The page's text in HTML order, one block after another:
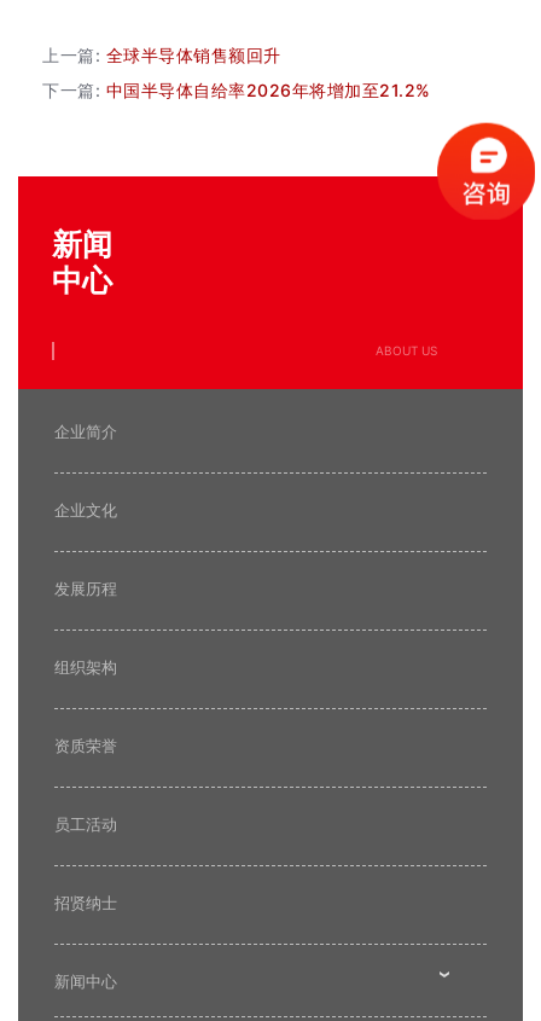
上一篇: 全球半导体销售额回升
下一篇: 中国半导体自给率2026年将增加至21.2%
新闻
中心
ABOUT US
企业简介
企业文化
发展历程
组织架构
资质荣誉
员工活动
招贤纳士
新闻中心